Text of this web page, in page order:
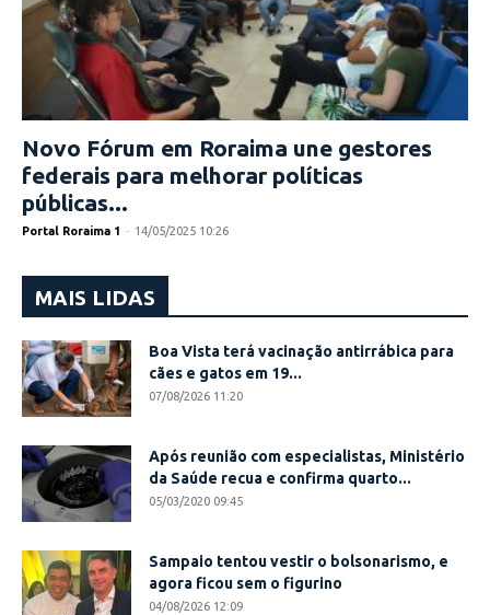
Novo Fórum em Roraima une gestores
federais para melhorar políticas
públicas...
Portal Roraima 1 - 14/05/2025 10:26
MAIS LIDAS
Boa Vista terá vacinação antirrábica para
cães e gatos em 19...
07/08/2026 11:20
Após reunião com especialistas, Ministério
da Saúde recua e confirma quarto...
05/03/2020 09:45
Sampaio tentou vestir o bolsonarismo, e
agora ficou sem o figurino
04/08/2026 12:09